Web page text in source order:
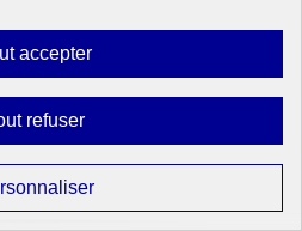
accepterAutoriser
tous
refuserInterdire
tous
Paramétrer
les